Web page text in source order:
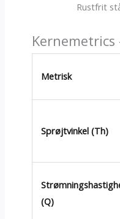
Rustfrit
Kernemetrics
Metrisk
Sprøjtvinkel (Th)
(Q)